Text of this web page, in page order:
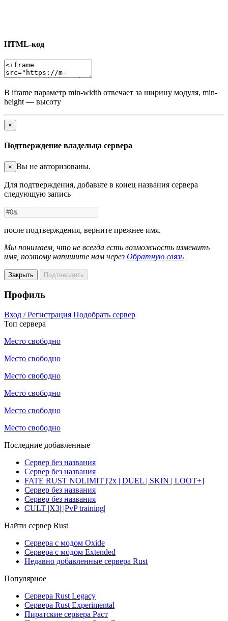
HTML-код
В iframe параметр min-width отвечает за ширину модуля, min-
height — высоту
×
Подтверждение владельца сервера
× Вы не авторизованы.
Для подтверждения, добавьте в конец названия сервера
следующую запись
после подтверждения, верните прежнее имя.
Мы понимаем, что не всегда есть возможность изменить
имя, поэтому напишите нам через Обратную связь
Закрыть Подтвердить
Профиль
Вход / Регистрация Подобрать сервер
Топ сервера
Место свободно
Место свободно
Место свободно
Место свободно
Место свободно
Место свободно
Последние добавленные
Сервер без названия
Сервер без названия
FATE RUST NOLIMIT [2x | DUEL | SKIN | LOOT+]
Сервер без названия
Сервер без названия
CULT |X3| |PvP training|
Найти сервер Rust
Сервера с модом Oxide
Сервера с модом Extended
Недавно добавленные сервера Rust
Популярное
Сервера Rust Legacy
Сервера Rust Experimental
Пиратские сервера Раст